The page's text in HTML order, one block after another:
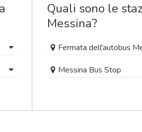
Quali sono le
Messina?
Fermata dell'autobus
Messina Bus Stop